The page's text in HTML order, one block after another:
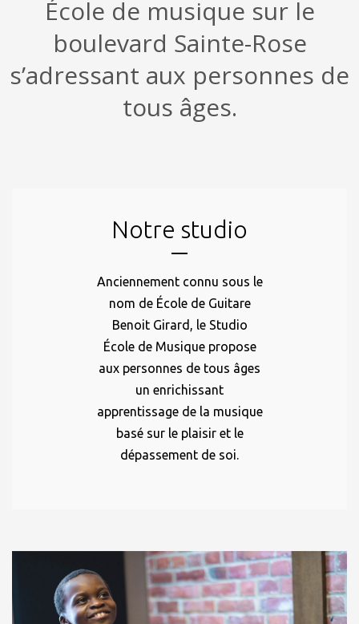
École de musique sur le
boulevard Sainte-Rose
s’adressant aux personnes de
tous âges.
Notre studio
Anciennement connu sous le
nom de École de Guitare
Benoit Girard, le Studio
École de Musique propose
aux personnes de tous âges
un enrichissant
apprentissage de la musique
basé sur le plaisir et le
dépassement de soi.